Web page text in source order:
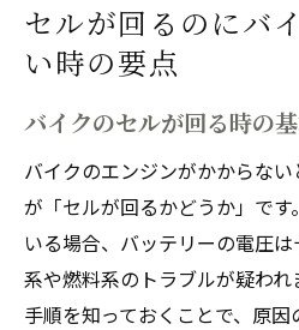
セルが元気でもバイ
由
冬や久しぶりのバイクが
は
久しぶりにバイク使
策
長期放置後のバイク
セルが回るのにバ
い時の要点
バイクのセルが回る時の
バイクのエンジンがかからな
が「セルが回るかどうか」で
いる場合、バッテリーの電圧
系や燃料系のトラブルが疑わ
手順を知っておくことで、原